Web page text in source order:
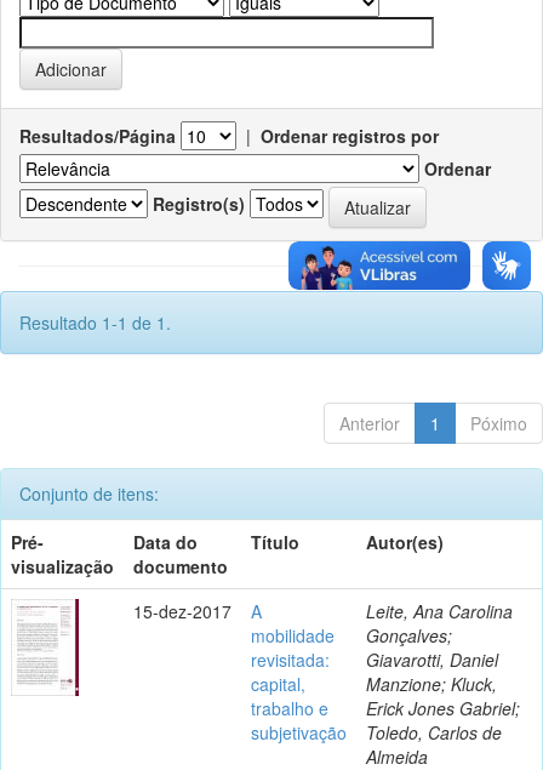
Resultados/Página | Ordenar registros por
Ordenar
Registro(s)
Resultado 1-1 de 1.
Anterior 1 Póximo
Conjunto de itens:
Pré-
visualização
Data do
documento
Título Autor(es)
15-dez-2017
A
mobilidade
revisitada:
capital,
trabalho e
subjetivação
Leite, Ana Carolina
Gonçalves;
Giavarotti, Daniel
Manzione; Kluck,
Erick Jones Gabriel;
Toledo, Carlos de
Almeida